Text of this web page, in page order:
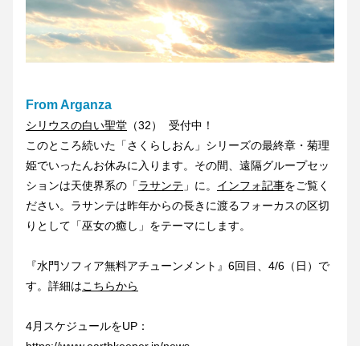
From Arganza
シリウスの白い聖堂 （32）  受付中！
このところ続いた「さくらしおん」シリーズの最終章・菊理
姫でいったんお休みに入ります。その間、遠隔グループセッ
ションは天使界系の「ラサンテ 」に。 インフォ記事をご覧く
ださい。ラサンテは昨年からの長きに渡るフォーカスの区切
りとして「巫女の癒し」をテーマにします。
『水門ソフィア無料アチューンメント』6回目、4/6（日）で
す。詳細はこちらから
4月スケジュールをUP：